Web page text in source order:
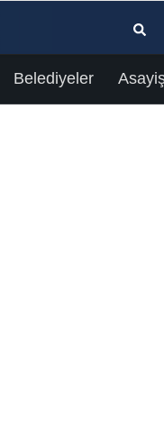
Belediyeler